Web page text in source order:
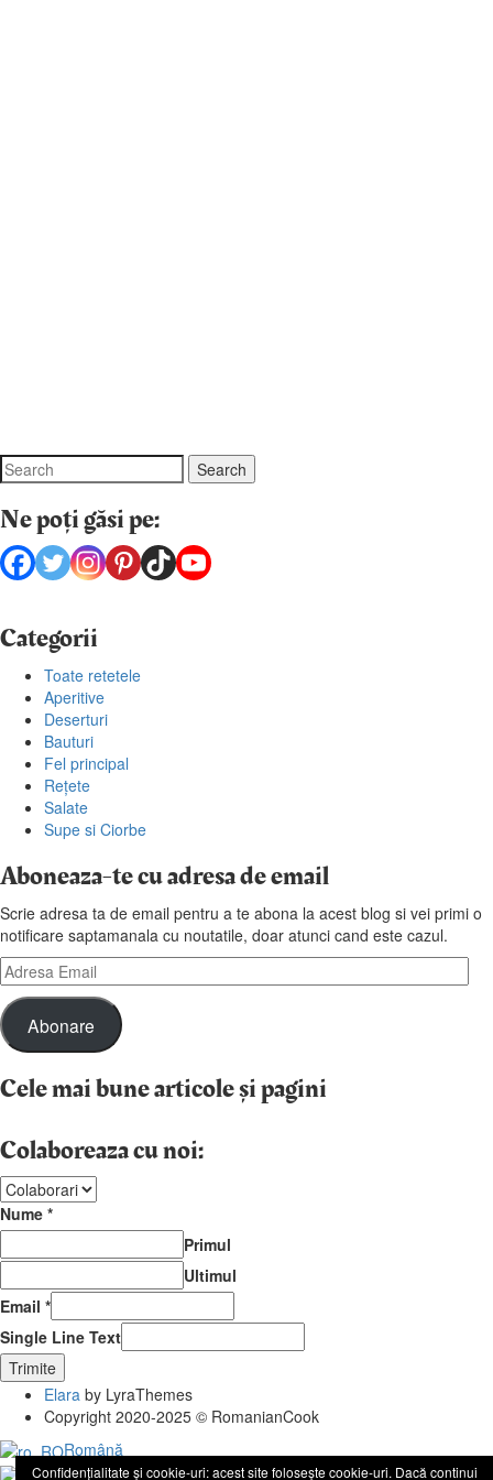
Search
Ne poți găsi pe:
Categorii
Toate retetele
Aperitive
Deserturi
Bauturi
Fel principal
Rețete
Salate
Supe si Ciorbe
Aboneaza-te cu adresa de email
Scrie adresa ta de email pentru a te abona la acest blog si vei primi o
notificare saptamanala cu noutatile, doar atunci cand este cazul.
Adresa
Email
Abonare
Cele mai bune articole și pagini
Colaboreaza cu noi:
Nume *
Primul
Ultimul
Email *
Single Line Text
Trimite
Elara by LyraThemes
Copyright 2020-2025 © RomanianCook
Română
Română
English
Confidențialitate și cookie-uri: acest site folosește cookie-uri. Dacă continui